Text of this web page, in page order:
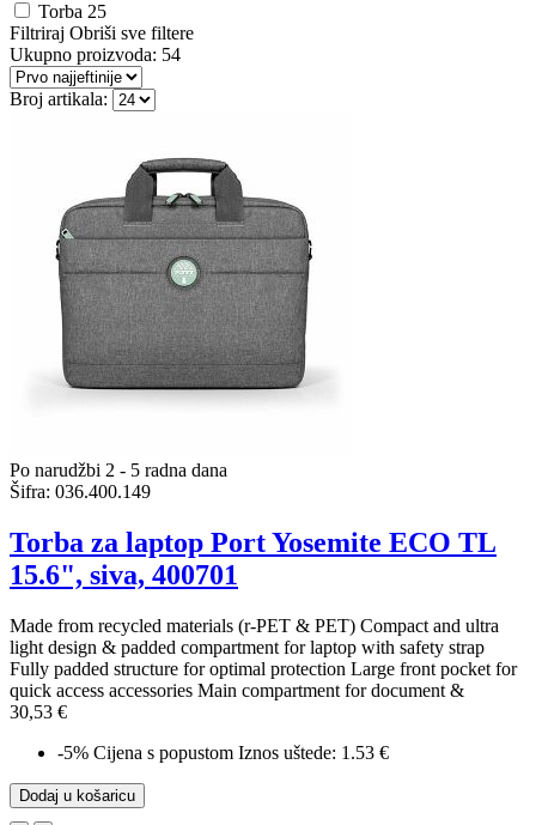
Torba 25
Filtriraj Obriši sve filtere
Ukupno proizvoda: 54
Broj artikala:
Po narudžbi 2 - 5 radna dana
Šifra: 036.400.149
Torba za laptop Port Yosemite ECO TL
15.6", siva, 400701
Made from recycled materials (r-PET & PET) Compact and ultra
light design & padded compartment for laptop with safety strap
Fully padded structure for optimal protection Large front pocket for
quick access accessories Main compartment for document &
30,53 €
-5% Cijena s popustom Iznos uštede: 1.53 €
Dodaj u košaricu